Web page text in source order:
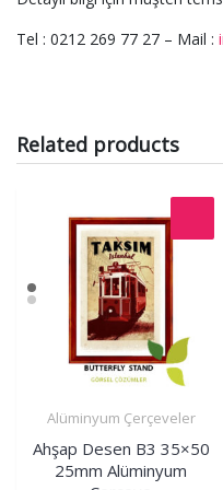
Tel : 0212 269 77 27 – Mail :
Related products
Alüminyum Çerçeveler
Ahşap Desen B3 35×50
25mm Alüminyum